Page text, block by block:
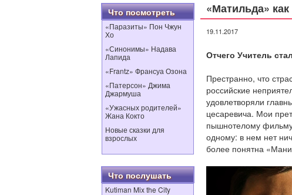
Что посмотреть
«Паразиты» Пон Чжун
Хо
«Синонимы» Надава
Лапида
«Frantz» Франсуа Озона
«Патерсон» Джима
Джармуша
«Ужасных родителей»
Жана Кокто
Новые сказки для
взрослых
Что послушать
Kutiman Mix the City
«Матильда»
19.11.2017
Отчего Учитель
Престранно, что
российские
удовлетворяли
цесаревича. Мои
пышнотелому фильму
одному: в нем нет
более понятна